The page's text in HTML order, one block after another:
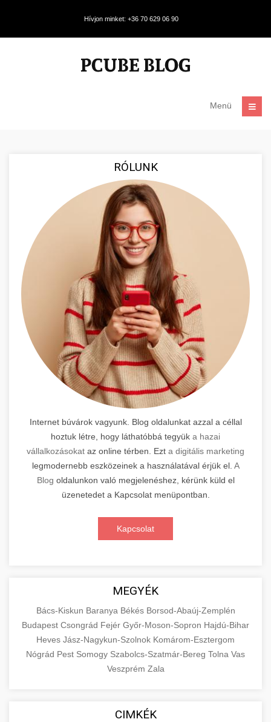
Hívjon minket: +36 70 629 06 90
Menü
RÓLUNK
Internet búvárok vagyunk. Blog oldalunkat azzal a céllal
hoztuk létre, hogy láthatóbbá tegyük a hazai
vállalkozásokat az online térben. Ezt a digitális marketing
legmodernebb eszközeinek a használatával érjük el. A
Blog oldalunkon való megjelenéshez, kérünk küld el
üzenetedet a Kapcsolat menüpontban.
Kapcsolat
MEGYÉK
Bács-Kiskun Baranya Békés Borsod-Abaúj-Zemplén
Budapest Csongrád Fejér Győr-Moson-Sopron Hajdú-Bihar
Heves Jász-Nagykun-Szolnok Komárom-Esztergom
Nógrád Pest Somogy Szabolcs-Szatmár-Bereg Tolna Vas
Veszprém Zala
CIMKÉK